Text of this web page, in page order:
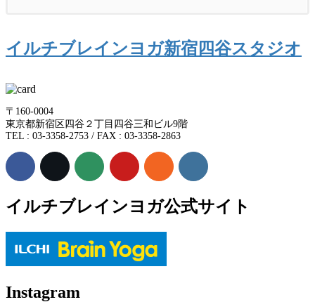
イルチブレインヨガ新宿四谷スタジオ
〒160-0004
東京都新宿区四谷２丁目四谷三和ビル9階
TEL : 03-3358-2753 / FAX : 03-3358-2863
イルチブレインヨガ公式サイト
Instagram